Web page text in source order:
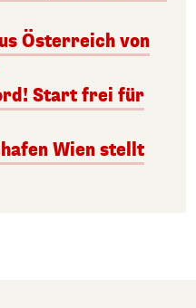
Österreich von
Start frei für
Wien stellt